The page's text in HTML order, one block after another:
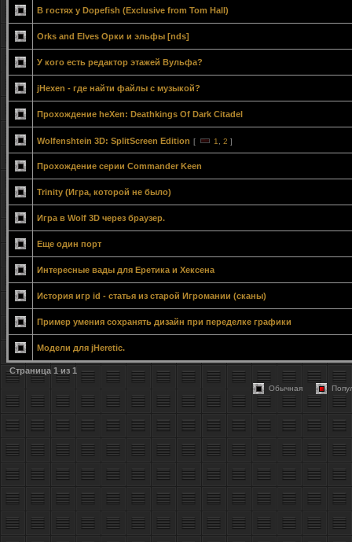
В гостях у Dopefish (Exclusive from Tom Hall)
Orks and Elves Орки и эльфы [nds]
У кого есть редактор этажей Вульфа?
jHexen - где найти файлы с музыкой?
Прохождение heXen: Deathkings Of Dark Citadel
Wolfenshtein 3D: SplitScreen Edition [ 1 2 ]
Прохождение серии Commander Keen
Trinity (Игра, которой не было)
Игра в Wolf 3D через браузер.
Еще один порт
Интересные вады для Еретика и Хексена
История игр id - статья из старой Игромании (сканы)
Пример умения сохранять дизайн при переделке графики
Модели для jHeretic.
Страница 1из 1
Обычная